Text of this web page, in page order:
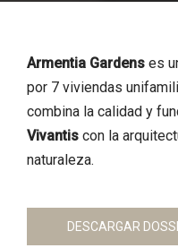
Armentia Gardens es
por 7 viviendas
combina la calidad y
Vivantis con la
naturaleza.
DESCARGAR